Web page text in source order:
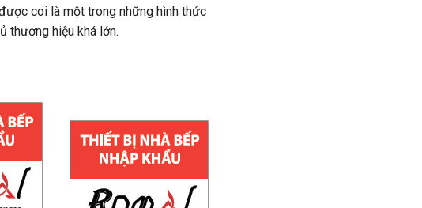
coi là một trong những hình thức
thương hiệu khá lớn.